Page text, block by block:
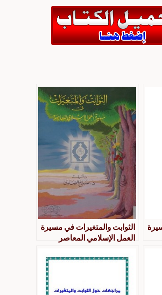
الثوابت والمتغيرات في مسيرة
العمل الإسلامي المعاصر